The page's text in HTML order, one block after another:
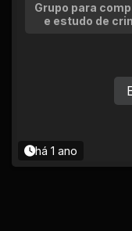
Grupo para
e estudo de
há 1 ano